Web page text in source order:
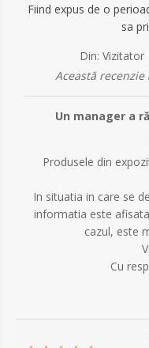
Fiind expus de o
sa
Din: Vizitator
Această recenzie
Un manager a
Produsele din
In situatia in care se
informatia este
cazul, este
Cu